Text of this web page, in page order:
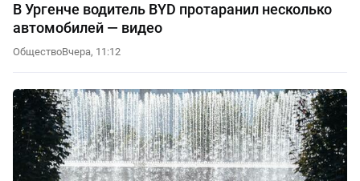
В Ургенче водитель BYD протаранил несколько
автомобилей — видео
ОбществоВчера, 11:12